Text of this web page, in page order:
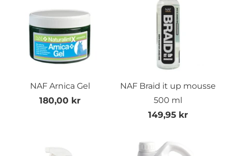
NAF Arnica Gel
180,00 kr
NAF Braid it up mousse
500 ml
149,95 kr